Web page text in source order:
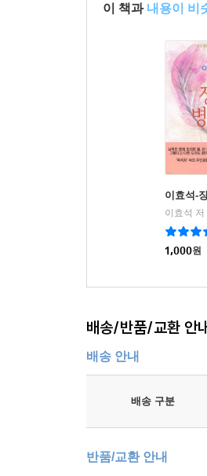
이 책과 내용이 비
이효석-
이효석 저
1,000원
배송/반품/교환 안
배송 안내
배송 구분
반품/교환 안내